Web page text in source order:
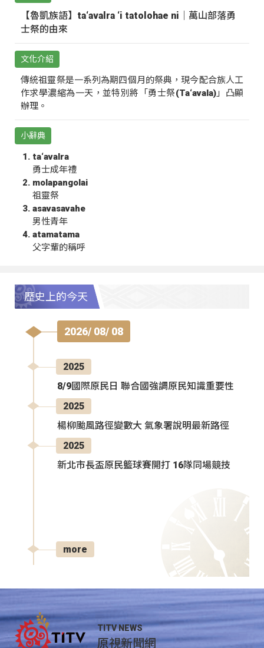
【魯凱族語】ta‘avalra ‘i tatolohae ni｜萬山部落勇
士祭的由來
文化介紹
傳統祖靈祭是一系列為期四個月的祭典，現今配合族人工
作求學濃縮為一天，並特別將「勇士祭(Ta‘avala)」凸顯
辦理。
小辭典
ta‘avalra
勇士成年禮
molapangolai
祖靈祭
asavasavahe
男性青年
atamatama
父字輩的稱呼
歷史上的今天
2026/ 08/ 08
2025
8/9國際原民日 聯合國強調原民知識重要性
2025
楊柳颱風路徑變數大 氣象署說明最新路徑
2025
新北市長盃原民籃球賽開打 16隊同場競技
more
TITV NEWS
原視新聞網